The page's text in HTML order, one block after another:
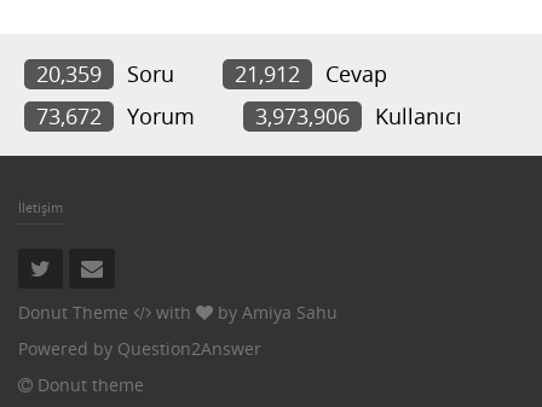
20,359 Soru 21,912
Cevap
73,672
Yorum 3,973,906 Kullanıcı
İletişim
Donut Theme with by Amiya Sahu
Powered by Question2Answer
Donut theme